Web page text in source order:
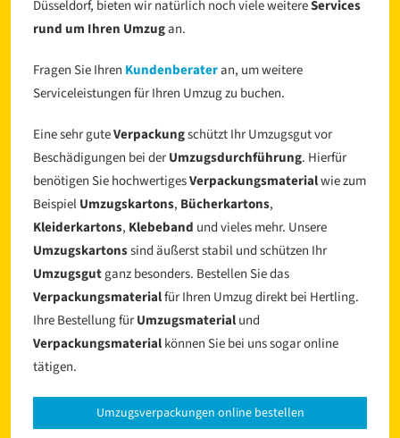
Düsseldorf, bieten wir natürlich noch viele weitereServices
rund um Ihren Umzugan.
Fragen Sie Ihren Kundenberateran, um weitere
Serviceleistungen für Ihren Umzug zu buchen.
Eine sehr guteVerpackungschützt Ihr Umzugsgut vor
Beschädigungen bei derUmzugsdurchführung. Hierfür
benötigen Sie hochwertigesVerpackungsmaterialwie zum
BeispielUmzugskartons, Bücherkartons,
Kleiderkartons, Klebeband und vieles mehr. Unsere
Umzugskartonssind äußerst stabil und schützen Ihr
Umzugsgutganz besonders. Bestellen Sie das
Verpackungsmaterialfür Ihren Umzug direkt bei Hertling.
Ihre Bestellung fürUmzugsmaterialund
Verpackungsmaterialkönnen Sie bei uns sogar online
tätigen.
Umzugsverpackungen online bestellen